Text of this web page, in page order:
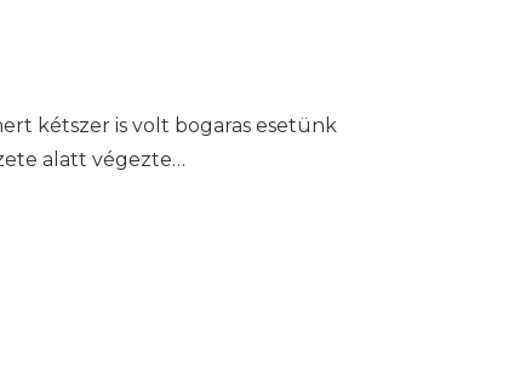
kétszer is volt bogaras esetünk
alatt végezte…